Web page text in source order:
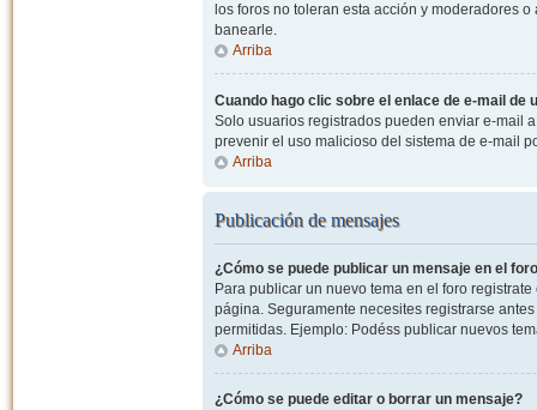
los foros no toleran esta acción y moderadores
banearle.
Arriba
Cuando hago clic sobre el enlace de e-mail de
Solo usuarios registrados pueden enviar e-mail
prevenir el uso malicioso del sistema de e-mail
Arriba
Publicación de mensajes
¿Cómo se puede publicar un mensaje en el
Para publicar un nuevo tema en el foro
página. Seguramente necesites registrarse
permitidas. Ejemplo: Podéss publicar nuevos
Arriba
¿Cómo se puede editar o borrar un mensaje?